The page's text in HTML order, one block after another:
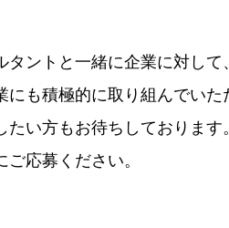
タントと一緒に企業に対し
にも積極的に取り組んでい
たい方もお待ちしておりま
ご応募ください。